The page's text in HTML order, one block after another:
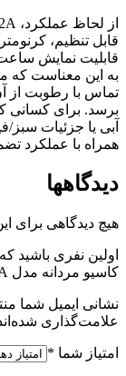
قابل تنظیم،
قابلیت نمایش
به این معناست که
تماس با رطوبت از
برسد. برای کسانی
آبی یا جزئیات
همراه با عملکرد
دیدگاهها
هیچ دیدگاهی برای
اولین نفری باشید
کاسیو مردانه مدل AEQ-110W-2A”
نشانی ایمیل شما
علامت‌گذاری
امتیاز شما *